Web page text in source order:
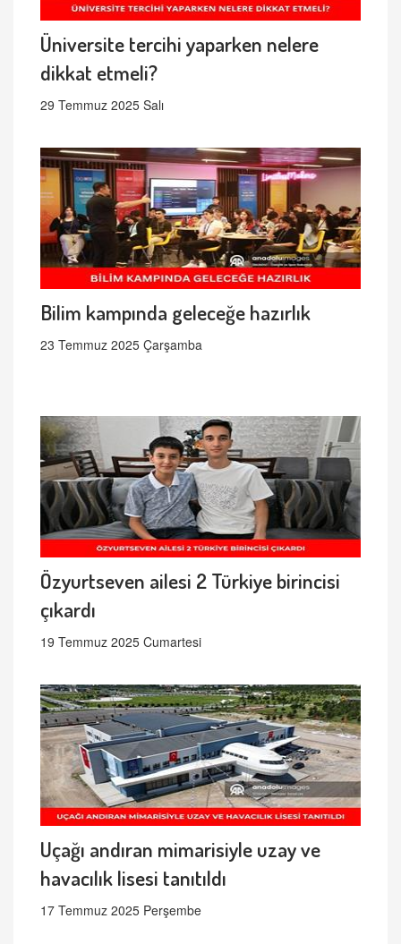
Üniversite tercihi yaparken nelere
dikkat etmeli?
29 Temmuz 2025 Salı
Bilim kampında geleceğe hazırlık
23 Temmuz 2025 Çarşamba
Özyurtseven ailesi 2 Türkiye birincisi
çıkardı
19 Temmuz 2025 Cumartesi
Uçağı andıran mimarisiyle uzay ve
havacılık lisesi tanıtıldı
17 Temmuz 2025 Perşembe